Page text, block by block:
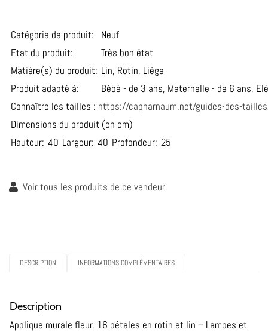
Catégorie de produit:
Neuf
Etat du produit:
Très bon état
Matière(s) du produit: Lin, Rotin, Liège
Produit adapté à:
Bébé - de 3 ans, Maternelle - de 6 ans,
Connaître les tailles : https://capharnaum.net/guides-des-
Dimensions du produit (en cm)
Hauteur: 40 Largeur: 40 Profondeur: 25
Voir tous les produits de ce vendeur
DESCRIPTION INFORMATIONS COMPLÉMENTAIRES
Description
Applique murale fleur, 16 pétales en rotin et lin – Lampes et